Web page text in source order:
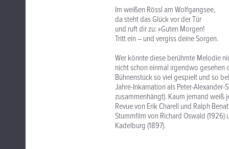
Im weißen Rössl am Wolfgangsee,
da steht das Glück vor der Tür
und ruft dir zu: »Guten Morgen!
Tritt ein – und vergiss deine Sorgen.
Wer könnte diese berühmte Melodie
nicht schon einmal irgendwo gesehen
Bühnenstück so viel gespielt und so
Jahre-Inkarnation als Peter-
zusammenhängt). Kaum jemand weiß
Revue von Erik Charell und Ralph
Stummfilm von Richard Oswald
Kadelburg (1897).